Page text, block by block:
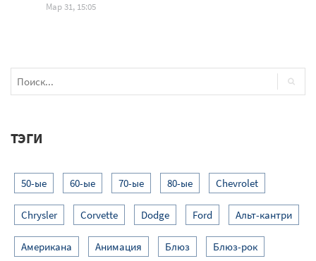
Мар 31, 15:05
ТЭГИ
50-ые 60-ые 70-ые 80-ые Chevrolet
Chrysler Corvette Dodge Ford Альт-кантри
Американа Анимация Блюз Блюз-рок